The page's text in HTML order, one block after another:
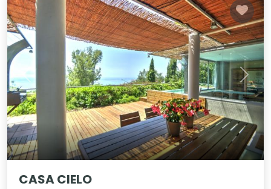
Previous Next
CASA CIELO